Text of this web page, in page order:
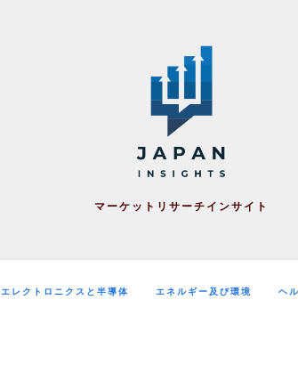
マーケットリサーチインサイト
エレクトロニクスと半導体 エネルギー及び環境 ヘ